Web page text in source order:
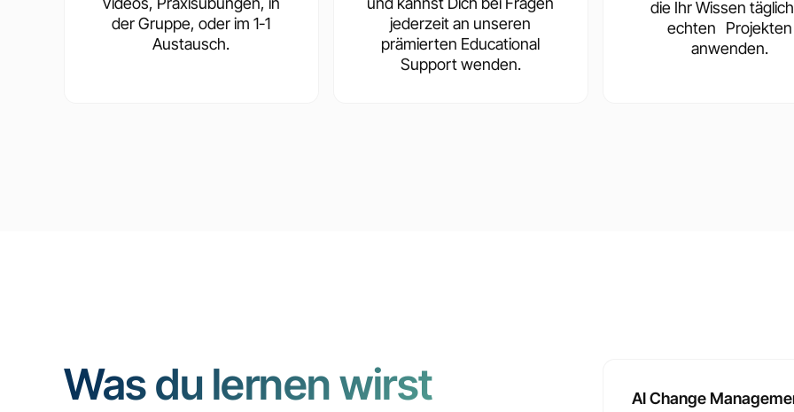
der Gruppe, oder im 1-1
Austausch.
jederzeit an unseren
prämierten Educational
Support wenden.
die Ihr Wissen
echten Projekten
anwenden.
Was du lernen wirst AI Change